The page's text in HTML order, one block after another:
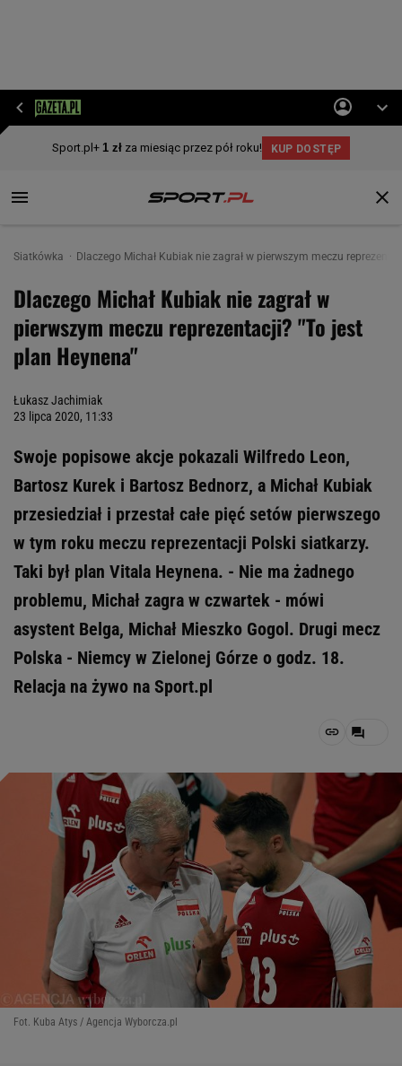
Siatkówka Dlaczego Michał Kubiak nie zagrał w pierwszym meczu
Dlaczego Michał Kubiak nie zagrał w
pierwszym meczu reprezentacji? "To jest
plan Heynena"
Łukasz Jachimiak
23 lipca 2020, 11:33
Swoje popisowe akcje pokazali Wilfredo Leon,
Bartosz Kurek i Bartosz Bednorz, a Michał Kubiak
przesiedział i przestał całe pięć setów pierwszego
w tym roku meczu reprezentacji Polski siatkarzy.
Taki był plan Vitala Heynena. - Nie ma żadnego
problemu, Michał zagra w czwartek - mówi
asystent Belga, Michał Mieszko Gogol. Drugi mecz
Polska - Niemcy w Zielonej Górze o godz. 18.
Relacja na żywo na Sport.pl
Fot. Kuba Atys / Agencja Wyborcza.pl